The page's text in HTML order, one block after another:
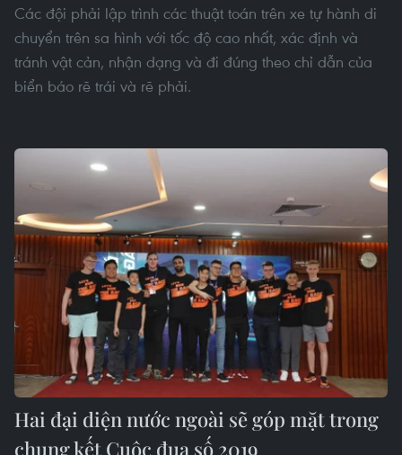
Các đội phải lập trình các thuật toán trên xe tự hành di
chuyển trên sa hình với tốc độ cao nhất, xác định và
tránh vật cản, nhận dạng và đi đúng theo chỉ dẫn của
biển báo rẽ trái và rẽ phải.
Hai đại diện nước ngoài sẽ góp mặt trong
chung kết Cuộc đua số 2019